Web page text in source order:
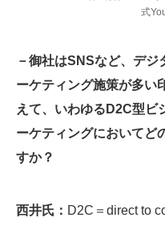
式
－御社はSNSなど、デジ
ーケティング施策が多い
えて、いわゆるD2C型ビ
ーケティングにおいてど
すか？
西井氏： D2C＝direct to